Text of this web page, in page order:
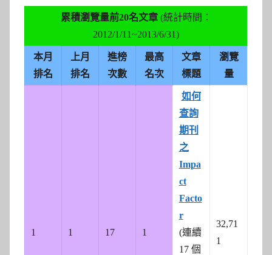
累積瀏覽量前20名文章(統計時間：
2012/1/11~2013/6/31)
本月
排名
上月
排名
進榜
次數
最高
名次
文章
標題
瀏覽
量
1 1 17 1
如何
查詢
期刊
之
Impa
ct
Facto
r
(連續
17 個
32,71
1